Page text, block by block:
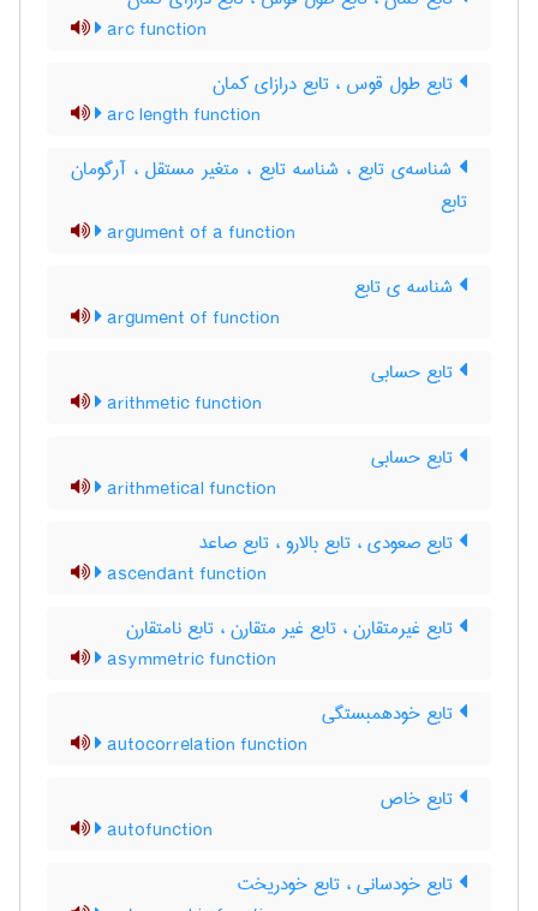
arc function
تابع طول قوس ، تابع درازای کمان
arc length function
شناسه‌ی تابع ، شناسه تابع ، متغیر مستقل ، آرگومان
تابع
argument of a function
شناسه ی تابع
argument of function
تابع حسابی
arithmetic function
تابع حسابی
arithmetical function
تابع صعودی ، تابع بالارو ، تابع صاعد
ascendant function
تابع غیرمتقارن ، تابع غیر متقارن ، تابع نامتقارن
asymmetric function
تابع خودهمبستگی
autocorrelation function
تابع خاص
autofunction
تابع خودسانی ، تابع خودریخت